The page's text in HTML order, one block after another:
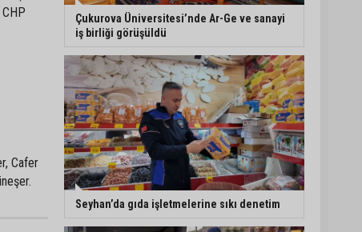
Cafer
Turnuvası’nda final
heyecanı
Ceyhan’da Necdet
Sevinç Parkı’nda bakım
çalışması
Orhan Bayram’dan AK
Parti’ye Yüreğir çıkışı:
“Bizim belediye meclis
üyelerimize ne yaptınız?
Çukurova Üniversitesi’nde Ar-Ge ve sanayi
iş birliği görüşüldü
Seyhan’da gıda işletmelerine sıkı denetim